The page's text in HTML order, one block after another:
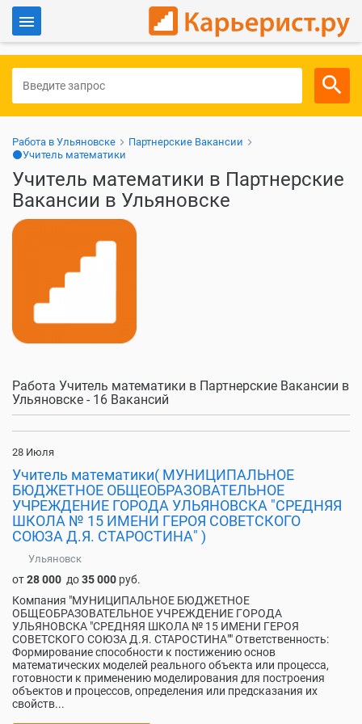
Для работодателей
Работа в Ульяновске
Партнерские Вакансии
⚫Учитель математики
Учитель математики в Партнерские
Вакансии в Ульяновске
Работа Учитель математики в Партнерские Вакансии в
Ульяновске - 16 Вакансий
28 Июля
Учитель математики( МУНИЦИПАЛЬНОЕ
БЮДЖЕТНОЕ ОБЩЕОБРАЗОВАТЕЛЬНОЕ
УЧРЕЖДЕНИЕ ГОРОДА УЛЬЯНОВСКА "СРЕДНЯЯ
ШКОЛА № 15 ИМЕНИ ГЕРОЯ СОВЕТСКОГО
СОЮЗА Д.Я. СТАРОСТИНА" )
Ульяновск
от28 000 до35 000 руб.
Компания "МУНИЦИПАЛЬНОЕ БЮДЖЕТНОЕ
ОБЩЕОБРАЗОВАТЕЛЬНОЕ УЧРЕЖДЕНИЕ ГОРОДА
УЛЬЯНОВСКА "СРЕДНЯЯ ШКОЛА № 15 ИМЕНИ ГЕРОЯ
СОВЕТСКОГО СОЮЗА Д.Я. СТАРОСТИНА"" Ответственность:
Формирование способности к постижению основ
математических моделей реального объекта или процесса,
готовности к применению моделирования для построения
объектов и процессов, определения или предсказания их
свойств...